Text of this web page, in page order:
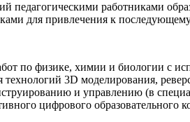
педагогическими работниками
для привлечения к
по физике, химии и биологии с
3D моделирования,
и управлению (в
цифрового